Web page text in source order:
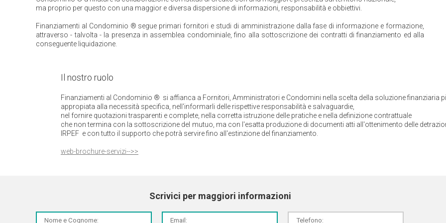
ma proprio per questo con una maggior e diversa dispersione di informazioni, responsabilità e obbiettivi.
Finanziamenti al Condominio ® segue primari fornitori e studi di amministrazione dalla fase di informazione e formazione,
attraverso - talvolta - la presenza in assemblea condominiale, fino alla sottoscrizione dei contratti di finanziamento ed alla
conseguente liquidazione.
Il nostro ruolo
Finanziamenti al Condominio ® si affianca a Fornitori, Amministratori e Condomini nella scelta della soluzione finanziaria
appropiata alla necessità specifica, nell'informarli delle rispettive responsabilità e salvaguardie,
nel fornire quotazioni trasparenti e complete, nella corretta istruzione delle pratiche e nella definizione contrattuale
che non termina con la sottoscrizione del mutuo, ma con l'esatta produzione di documenti atti all'ottenimento delle
IRPEF e con tutto il supporto che potrà servire fino all'estinzione del finanziamento.
web-brochure-servizi-->>
Scrivici per maggiori informazioni